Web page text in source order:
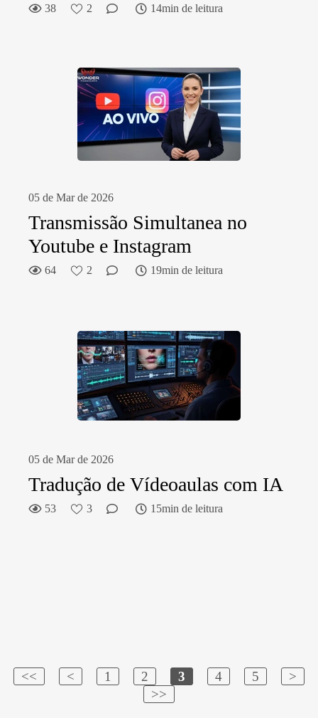
38 2 14min de leitura
05 de Mar de 2026
Transmissão Simultanea no
Youtube e Instagram
64 2 19min de leitura
05 de Mar de 2026
Tradução de Vídeoaulas com IA
53 3 15min de leitura
<< < 1 2 3 4 5
>
>>